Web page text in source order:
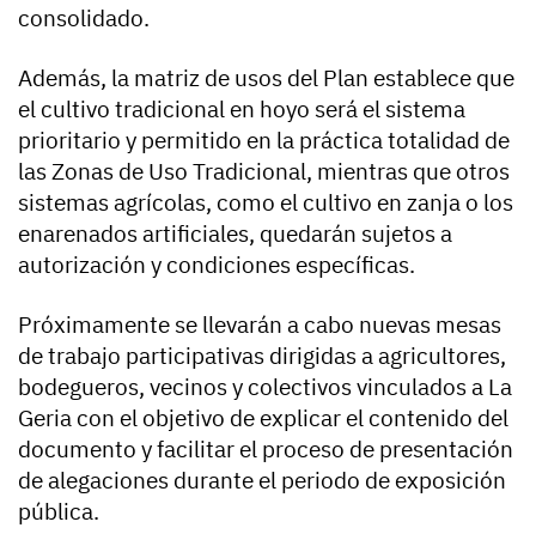
consolidado.
Además, la matriz de usos del Plan establece que
el cultivo tradicional en hoyo será el sistema
prioritario y permitido en la práctica totalidad de
las Zonas de Uso Tradicional, mientras que otros
sistemas agrícolas, como el cultivo en zanja o los
enarenados artificiales, quedarán sujetos a
autorización y condiciones específicas.
Próximamente se llevarán a cabo nuevas mesas
de trabajo participativas dirigidas a agricultores,
bodegueros, vecinos y colectivos vinculados a La
Geria con el objetivo de explicar el contenido del
documento y facilitar el proceso de presentación
de alegaciones durante el periodo de exposición
pública.